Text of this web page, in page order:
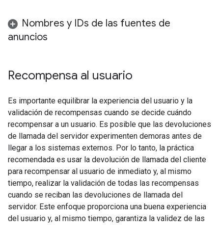
Nombres y IDs de las fuentes de
anuncios
Recompensa al usuario
Es importante equilibrar la experiencia del usuario y la
validación de recompensas cuando se decide cuándo
recompensar a un usuario. Es posible que las devoluciones
de llamada del servidor experimenten demoras antes de
llegar a los sistemas externos. Por lo tanto, la práctica
recomendada es usar la devolución de llamada del cliente
para recompensar al usuario de inmediato y, al mismo
tiempo, realizar la validación de todas las recompensas
cuando se reciban las devoluciones de llamada del
servidor. Este enfoque proporciona una buena experiencia
del usuario y, al mismo tiempo, garantiza la validez de las